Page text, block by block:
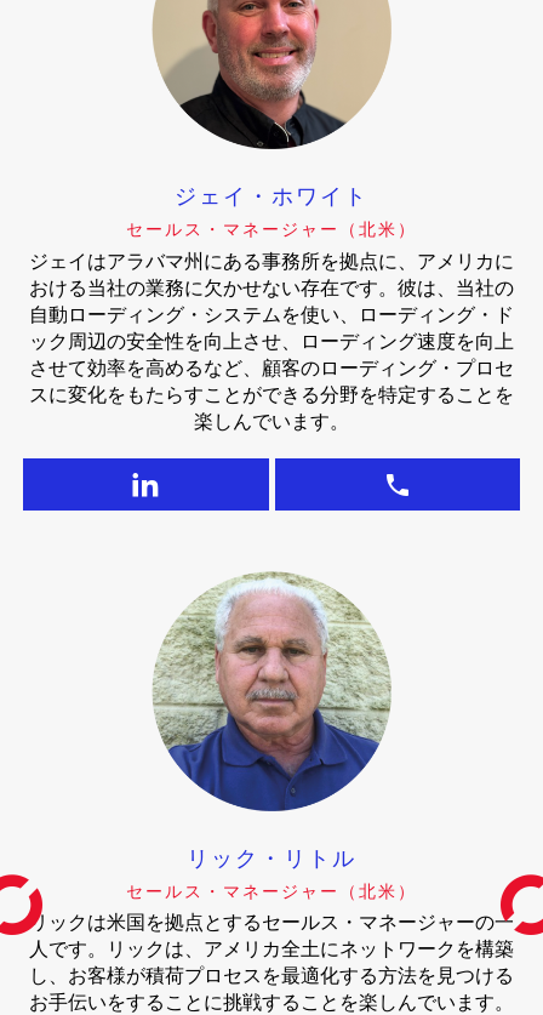
ジェイ・ホワイト
セールス・マネージャー（北米）
ジェイはアラバマ州にある事務所を拠点に、アメリカに
おける当社の業務に欠かせない存在です。彼は、当社の
自動ローディング・システムを使い、ローディング・ド
ック周辺の安全性を向上させ、ローディング速度を向上
させて効率を高めるなど、顧客のローディング・プロセ
スに変化をもたらすことができる分野を特定することを
楽しんでいます。
リック・リトル
セールス・マネージャー（北米）
リックは米国を拠点とするセールス・マネージャーの一
人です。リックは、アメリカ全土にネットワークを構築
し、お客様が積荷プロセスを最適化する方法を見つける
お手伝いをすることに挑戦することを楽しんでいます。